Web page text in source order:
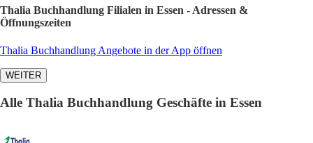
Thalia Buchhandlung Filialen in Essen - Adressen &
Öffnungszeiten
Thalia Buchhandlung Angebote in der App öffnen
WEITER
Alle Thalia Buchhandlung Geschäfte in Essen